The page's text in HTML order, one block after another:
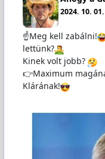
2024. 10.
☝️Meg kell zabálni!
lettünk?
Kinek volt jobb?
👉Maximum
Klárának!